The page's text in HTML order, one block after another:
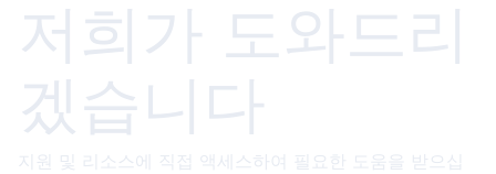
저희가 도와드리
겠습니다
지원 및 리소스에 직접 액세스하여 필요한 도움을 받으십